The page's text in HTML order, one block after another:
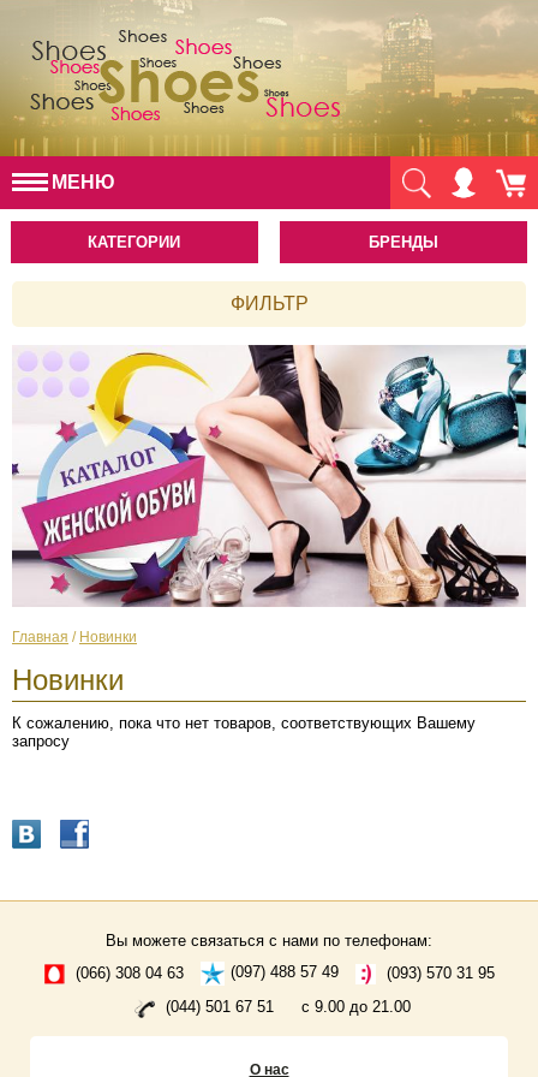
МЕНЮ
КАТЕГОРИИ БРЕНДЫ
ФИЛЬТР
Главная / Новинки
Новинки
К сожалению, пока что нет товаров, соответствующих Вашему
запросу
Вы можете связаться с нами по телефонам:
(066) 308 04 63
(097) 488 57 49
(093) 570 31 95
(044) 501 67 51
с 9.00 до 21.00
О нас